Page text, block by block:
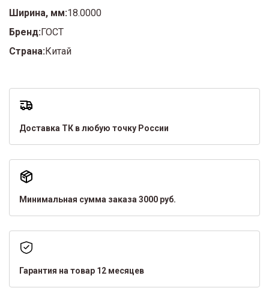
Ширина, мм:18.0000
Бренд:ГОСТ
Страна:Китай
Доставка ТК в любую точку России
Минимальная сумма заказа 3000 руб.
Гарантия на товар 12 месяцев